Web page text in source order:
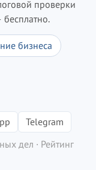
проверки
бизнеса
Telegram
дел · Рейтинг